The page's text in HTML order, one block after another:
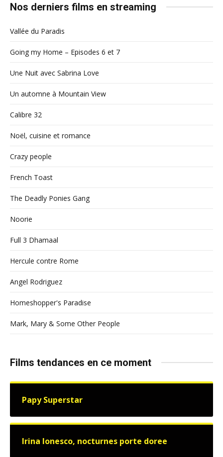
Nos derniers films en streaming
Vallée du Paradis
Going my Home – Episodes 6 et 7
Une Nuit avec Sabrina Love
Un automne à Mountain View
Calibre 32
Noël, cuisine et romance
Crazy people
French Toast
The Deadly Ponies Gang
Noorie
Full 3 Dhamaal
Hercule contre Rome
Angel Rodriguez
Homeshopper's Paradise
Mark, Mary & Some Other People
Films tendances en ce moment
Papy Superstar
Irina Ionesco, nocturnes porte doree